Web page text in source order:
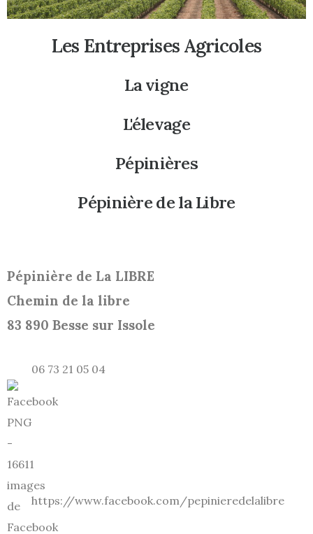
Les Entreprises Agricoles
La vigne
L'élevage
Pépinières
Pépinière de la Libre
Pépinière de La LIBRE
Chemin de la libre
83 890 Besse sur Issole
06 73 21 05 04
https://www.facebook.com/pepinieredelalibre